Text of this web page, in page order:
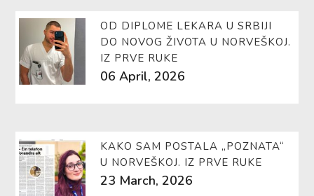
OD DIPLOME LEKARA U SRBIJI
DO NOVOG ŽIVOTA U NORVEŠKOJ.
IZ PRVE RUKE
06 April, 2026
KAKO SAM POSTALA „POZNATA“
U NORVEŠKOJ. IZ PRVE RUKE
23 March, 2026